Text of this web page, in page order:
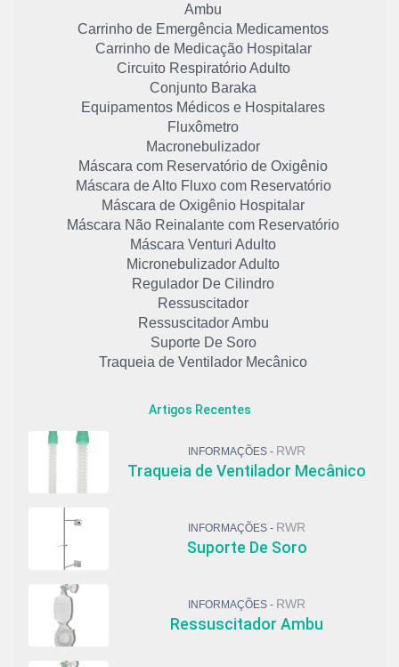
Ambu
Carrinho de Emergência Medicamentos
Carrinho de Medicação Hospitalar
Circuito Respiratório Adulto
Conjunto Baraka
Equipamentos Médicos e Hospitalares
Fluxômetro
Macronebulizador
Máscara com Reservatório de Oxigênio
Máscara de Alto Fluxo com Reservatório
Máscara de Oxigênio Hospitalar
Máscara Não Reinalante com Reservatório
Máscara Venturi Adulto
Micronebulizador Adulto
Regulador De Cilindro
Ressuscitador
Ressuscitador Ambu
Suporte De Soro
Traqueia de Ventilador Mecânico
Artigos Recentes
INFORMAÇÕES - RWR
Traqueia de Ventilador Mecânico
INFORMAÇÕES - RWR
Suporte De Soro
INFORMAÇÕES - RWR
Ressuscitador Ambu